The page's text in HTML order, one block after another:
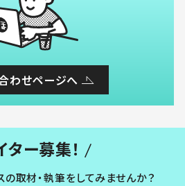
わせページへ
ター募集！
の取材・執筆をしてみませんか？